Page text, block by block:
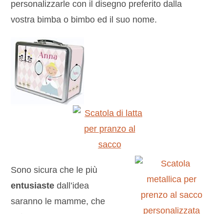
personalizzarle con il disegno preferito dalla
vostra bimba o bimbo ed il suo nome.
Sono sicura che le più
entusiaste dall’idea
saranno le mamme, che